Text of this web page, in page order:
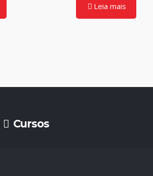
Leia mais
Cursos